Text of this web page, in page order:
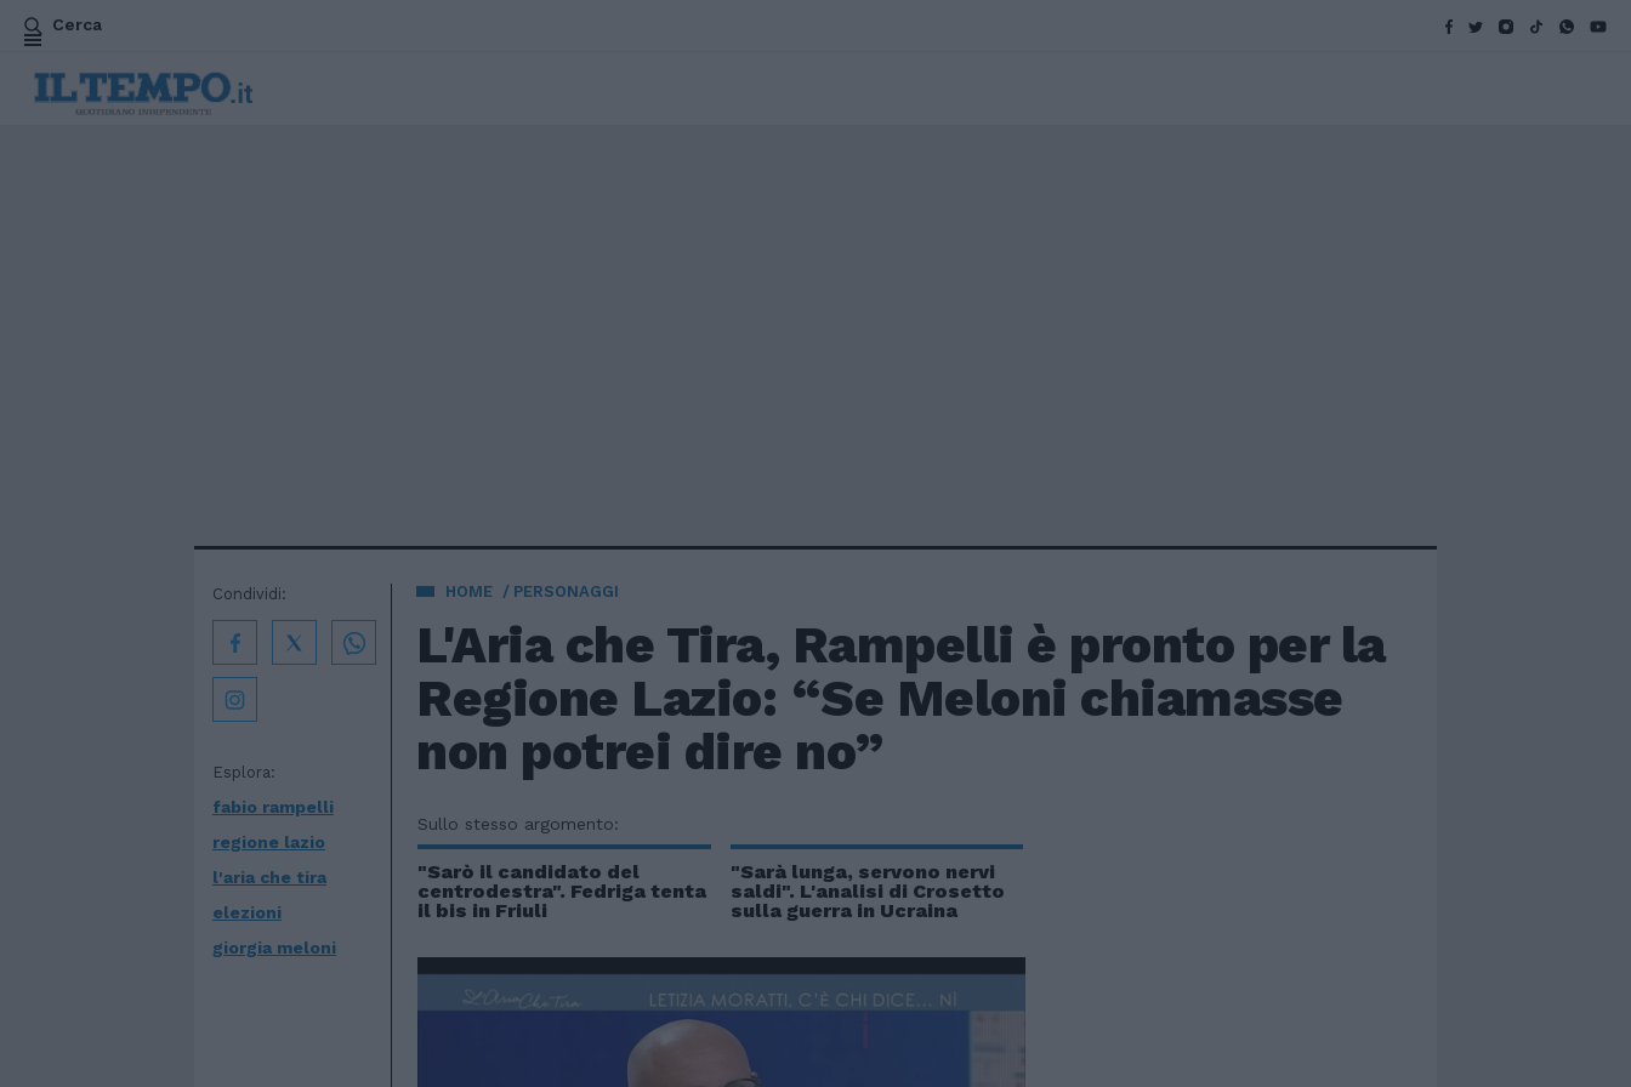
Cerca
HOME PERSONAGGI
L'Aria che Tira, Rampelli è pronto per la
Regione Lazio: “Se Meloni chiamasse
non potrei dire no”
Esplora:
fabio rampelli
regione lazio
l'aria che tira
elezioni
giorgia meloni
Condividi:
Sullo stesso argomento:
"Sarò il candidato del
centrodestra". Fedriga tenta
il bis in Friuli
"Sarà lunga, servono nervi
saldi". L'analisi di Crosetto
sulla guerra in Ucraina